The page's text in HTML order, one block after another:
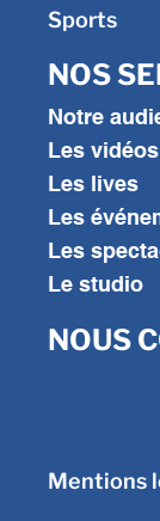
Sports
NOS
Notre
Les vidéos
Les lives
Les
Les
Le studio
NOUS
Mentions